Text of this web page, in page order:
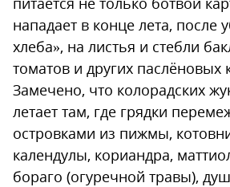
нападает в конце лета, после
хлеба», на листья и стебли
томатов и других паслёновых
Замечено, что колорадских
летает там, где грядки
островками из пижмы,
календулы, кориандра,
бораго (огуречной травы),